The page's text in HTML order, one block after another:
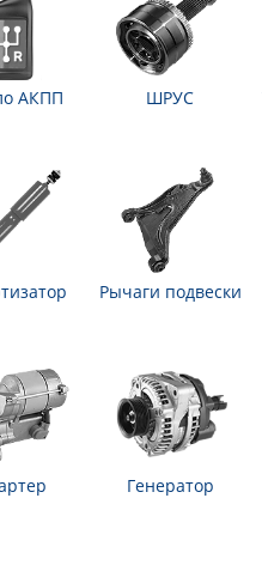
АКПП ШРУС
Рычаги подвески
Генератор